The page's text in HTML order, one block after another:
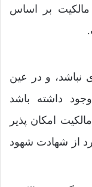
مالکیت بر اساس
نباشد، و در عین
داشته باشد
امکان پذیر
از شهادت شهود